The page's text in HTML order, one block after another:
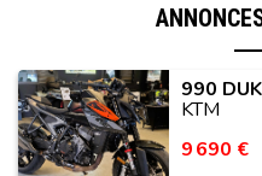
990
KTM
9 690 €